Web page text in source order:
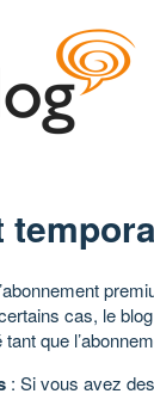
cas, le
que
: Si vous avez